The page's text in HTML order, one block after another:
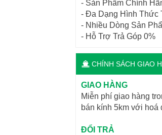
- Sản Phẩm Chính
- Đa Dạng Hình Thức
- Nhiều Dòng Sản
- Hỗ Trợ Trả Góp 0%
CHÍNH SÁCH GIAO
GIAO HÀNG
Miễn phí giao hàng
bán kính 5km với hoá
ĐỔI TRẢ